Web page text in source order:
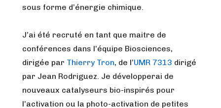
sous forme d’énergie chimique.
J’ai été recruté en tant que maitre de
conférences dans l’équipe Biosciences,
dirigée par Thierry Tron, de l’UMR 7313 dirigé
par Jean Rodriguez. Je développerai de
nouveaux catalyseurs bio-inspirés pour
l’activation ou la photo-activation de petites